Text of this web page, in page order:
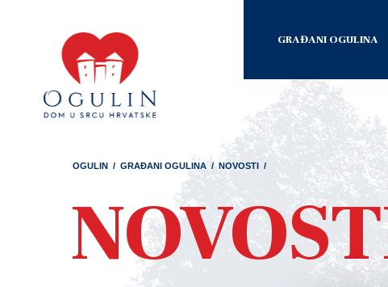
GRAĐANI OGULINA
OGULIN / GRAĐANI OGULINA / NOVOSTI /